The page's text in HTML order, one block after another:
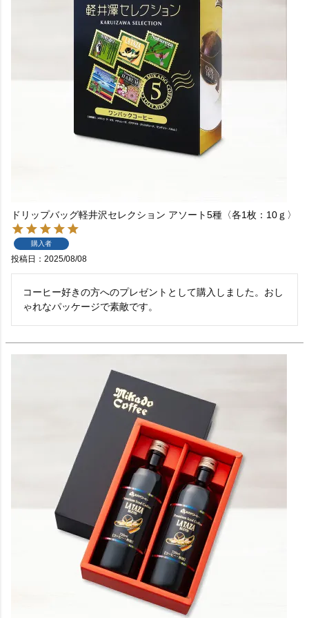
ドリップバッグ軽井沢セレクション アソート5種〈各1枚：10ｇ〉
購入者
投稿日 2025/08/08
コーヒー好きの方へのプレゼントとして購入しました。おし
ゃれなパッケージで素敵です。